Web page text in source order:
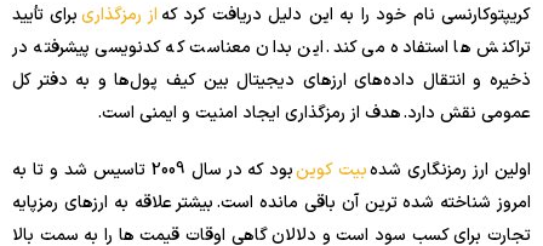
کریپتوکارنسی نام خود را به این دلیل دریافت کرد که از رمزگذاریبرای تأیید
تراکنش ها استفاده می کند. این بدان معناست که کدنویسی پیشرفته در
ذخیره و انتقال داده‌های ارزهای دیجیتال بین کیف پول‌ها و به دفتر کل
عمومی نقش دارد. هدف از رمزگذاری ایجاد امنیت و ایمنی است.
اولین ارز رمزنگاری شدهبیت کوین
بود که در سال 2009 تاسیس شد و تا به
امروز شناخته شده ترین آن باقی مانده است. بیشتر علاقه به ارزهای رمزپایه
تجارت برای کسب سود است و دلالان گاهی اوقات قیمت ها را به سمت بالا